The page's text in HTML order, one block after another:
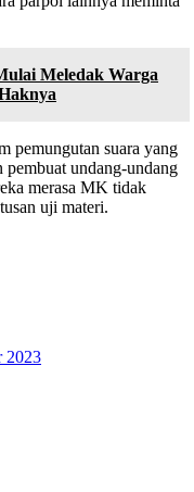
Meledak Warga
pemungutan suara yang
undang-undang
merasa MK tidak
uji materi.
2023